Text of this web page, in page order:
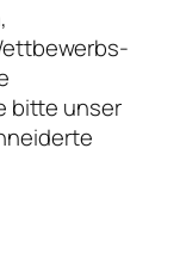
bitte unser